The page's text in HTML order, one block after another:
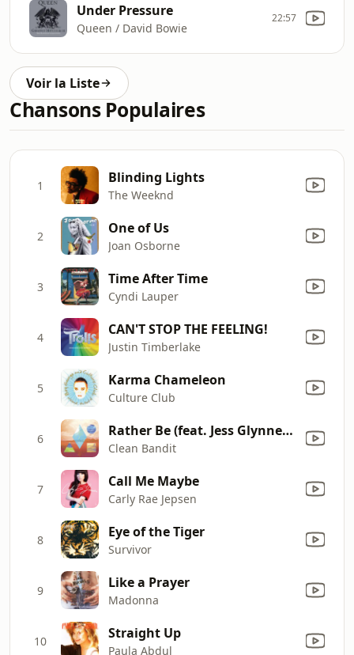
Under Pressure
Queen / David Bowie
22:57
Voir la Liste
Chansons Populaires
1 Blinding Lights
The Weeknd
2 One of Us
Joan Osborne
3 Time After Time
Cyndi Lauper
4 CAN'T STOP THE FEELING!
Justin Timberlake
5 Karma Chameleon
Culture Club
6 Rather Be (feat. Jess Glynne) [The Magician Remix]
Clean Bandit
7 Call Me Maybe
Carly Rae Jepsen
8 Eye of the Tiger
Survivor
9 Like a Prayer
Madonna
10 Straight Up
Paula Abdul